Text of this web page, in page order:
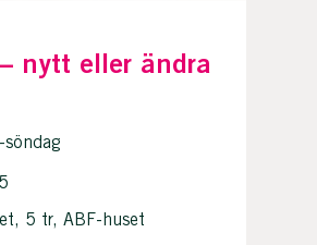
nytt eller ändra
söndag
5 tr, ABF-huset